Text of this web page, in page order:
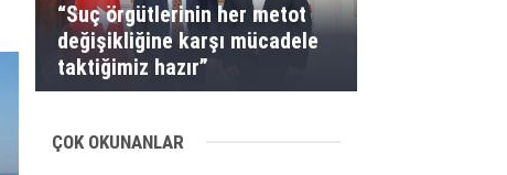
“Suç örgütlerinin her metot
değişikliğine karşı mücadele
taktiğimiz hazır”
ÇOK OKUNANLAR